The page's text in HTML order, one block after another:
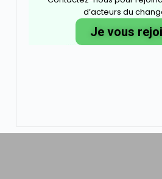
d’acteurs du
Je vous